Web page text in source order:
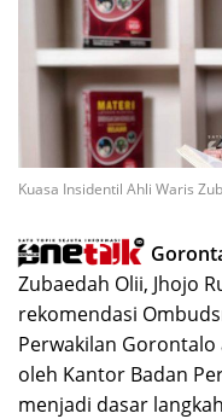
Kuasa Insidentil Ahli Waris
Zubaedah Olii, Jhojo
rekomendasi
Perwakilan
oleh Kantor Badan
menjadi dasar